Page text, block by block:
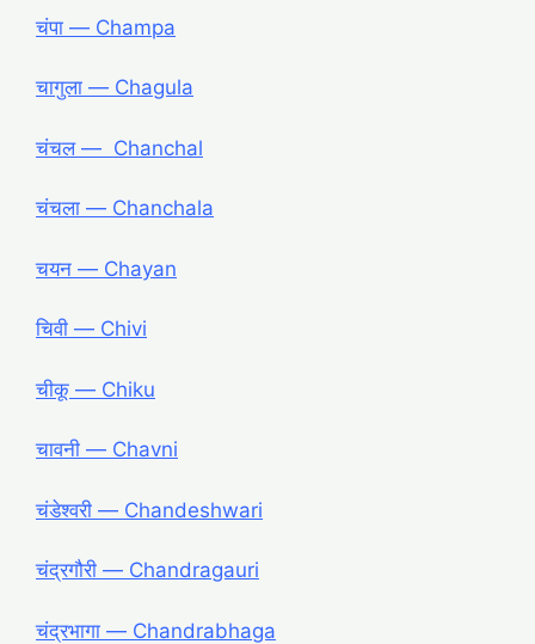
चंपा ― Champa
चागुला ― Chagula
चंचल ― Chanchal
चंचला ― Chanchala
चयन ― Chayan
चिवी ― Chivi
चीकू ― Chiku
चावनी ― Chavni
चंडेश्वरी ― Chandeshwari
चंद्रगौरी ― Chandragauri
चंद्रभागा ― Chandrabhaga